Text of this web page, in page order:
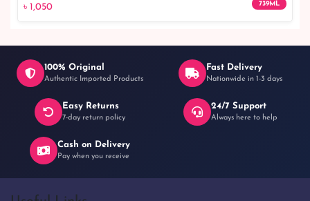
৳ 1,050
৳ 1,050 739ML
100% Original
Authentic Imported Products
Fast Delivery
Nationwide in 1-3 days
Easy Returns
7-day return policy
24/7 Support
Always here to help
Cash on Delivery
Pay when you receive